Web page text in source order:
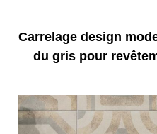
Carrelage design
du gris pour